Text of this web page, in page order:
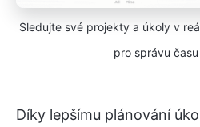
Sledujte své projekty a úkoly v
pro správu
Díky lepšímu plánování